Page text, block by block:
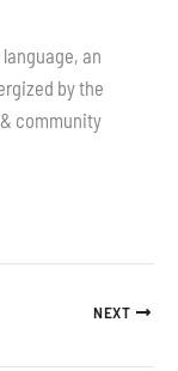
an
by the
community
NEXT